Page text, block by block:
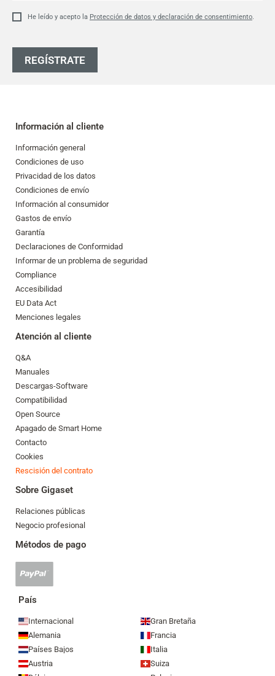
He leído y acepto la Protección de datos y declaración de consentimiento.
REGÍSTRATE
Información al cliente
Información general
Condiciones de uso
Privacidad de los datos
Condiciones de envío
Información al consumidor
Gastos de envío
Garantía
Declaraciones de Conformidad
Informar de un problema de seguridad
Compliance
Accesibilidad
EU Data Act
Menciones legales
Atención al cliente
Q&A
Manuales
Descargas-Software
Compatibilidad
Open Source
Apagado de Smart Home
Contacto
Cookies
Rescisión del contrato
Sobre Gigaset
Relaciones públicas
Negocio profesional
Métodos de pago
acepta
pago
mediante
País
Internacional
Gran Bretaña
Alemania
Francia
Países Bajos
Italia
Austria
Suiza